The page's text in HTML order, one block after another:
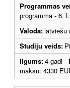
Programmas
programma - 6.
Valoda:latviešu
Studiju veids:
Ilgums:4 gadi
maksu: 4330